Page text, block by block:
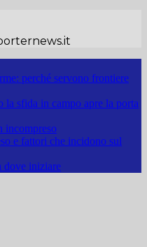
perché servono frontiere
la sfida in campo apre la porta
incompreso
e fattori che incidono sul
dove iniziare